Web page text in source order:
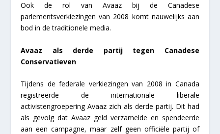
Ook de rol van Avaaz bij de Canadese
parlementsverkiezingen van 2008 komt nauwelijks aan
bod in de traditionele media.
Avaaz als derde partij tegen Canadese
Conservatieven
Tijdens de federale verkiezingen van 2008 in Canada
registreerde de internationale liberale
activistengroepering Avaaz zich als derde partij. Dit had
als gevolg dat Avaaz geld verzamelde en spendeerde
aan een campagne, maar zelf geen officiële partij of